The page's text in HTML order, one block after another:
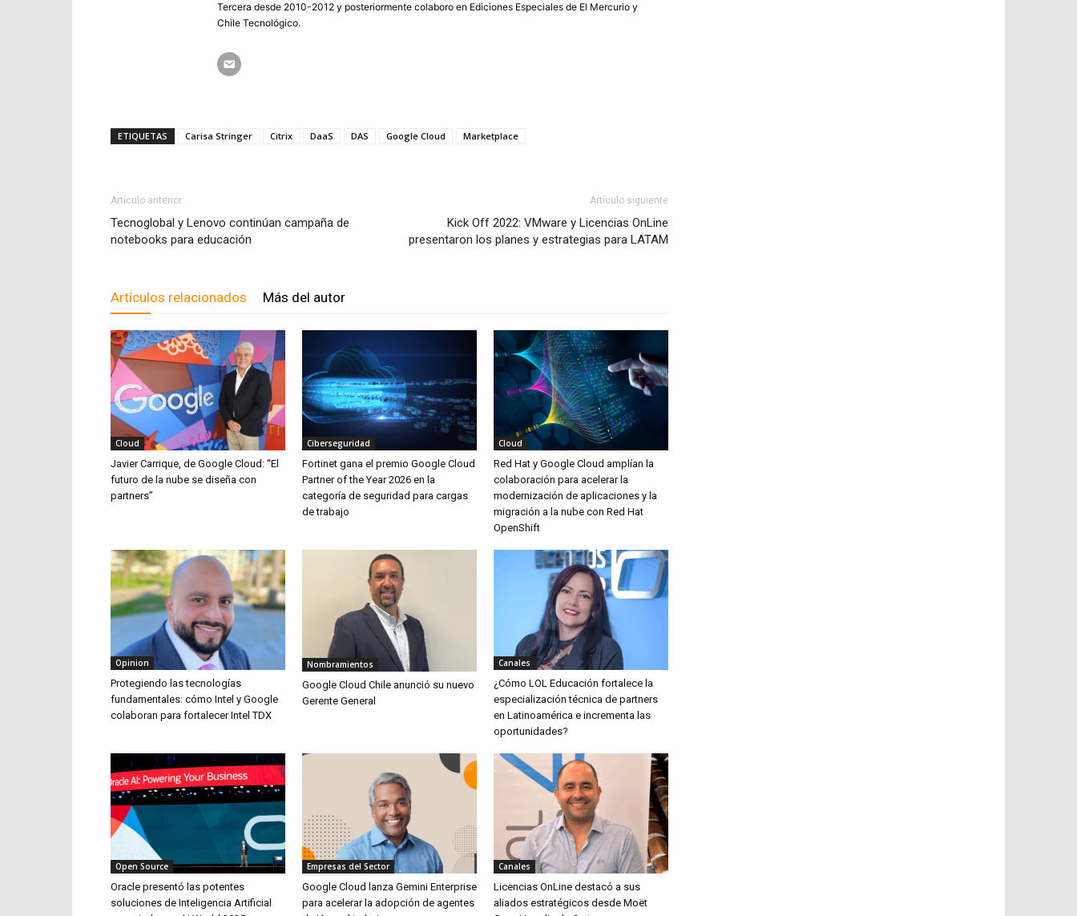
Tercera desde 2010-2012 y posteriormente colaboro en Ediciones Especiales de El Mercurio y
Chile Tecnológico.
ETIQUETAS Carisa Stringer Citrix DaaS DAS Google Cloud Marketplace
Artículo anterior
Tecnoglobal y Lenovo continúan campaña de
notebooks para educación
Artículo siguiente
Kick Off 2022: VMware y Licencias OnLine
presentaron los planes y estrategias para LATAM
Artículos relacionados Más del autor
Cloud
Javier Carrique, de Google Cloud: “El
futuro de la nube se diseña con
partners”
Ciberseguridad
Fortinet gana el premio Google Cloud
Partner of the Year 2026 en la
categoría de seguridad para cargas
de trabajo
Cloud
Red Hat y Google Cloud amplían la
colaboración para acelerar la
modernización de aplicaciones y la
migración a la nube con Red Hat
OpenShift
Opinion
Protegiendo las tecnologías
fundamentales: cómo Intel y Google
colaboran para fortalecer Intel TDX
Nombramientos
Google Cloud Chile anunció su nuevo
Gerente General
Canales
¿Cómo LOL Educación fortalece la
especialización técnica de partners
en Latinoamérica e incrementa las
oportunidades?
Open Source
Oracle presentó las potentes
soluciones de Inteligencia Artificial
Empresas del Sector
Google Cloud lanza Gemini Enterprise
para acelerar la adopción de agentes
Canales
Licencias OnLine destacó a sus
aliados estratégicos desde Moët